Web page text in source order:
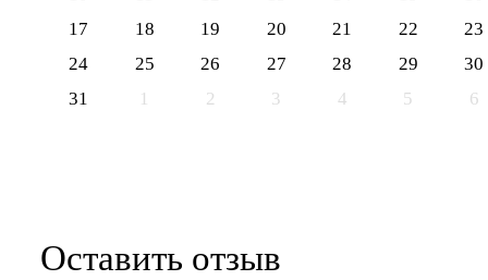
17
18 19 20 21 22
23
24
25 26 27 28 29
30
31
1 2 3 4 5 6
Оставить отзыв